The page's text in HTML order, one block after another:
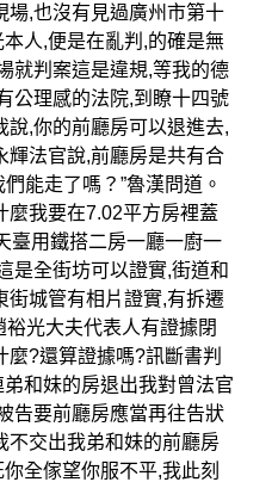
場,也沒有見過廣州市第十
人,便是在亂判,的確是無
就判案這是違規,等我的德
公理感的法院,到瞭十四號
說,你的前廳房可以退進去,
輝法官說,前廳房是共有合
能走了嗎？”魯漢問道。
麼我要在7.02平方房裡蓋
臺用鐵搭二房一廳一廚一
是全街坊可以證實,街道和
街城管有相片證實,有拆遷
光大夫代表人有證據閉
?還算證據嗎?訊斷書判
和妹的房退出我對曾法官
告要前廳房應當再往告狀
不交出我弟和妹的前廳房
全傢望你服不平,我此刻